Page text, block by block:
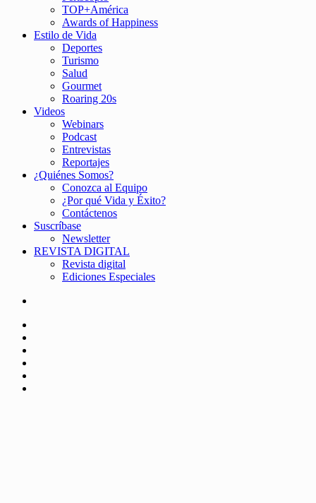
TOP+América
Awards of Happiness
Estilo de Vida
Deportes
Turismo
Salud
Gourmet
Roaring 20s
Videos
Webinars
Podcast
Entrevistas
Reportajes
¿Quiénes Somos?
Conozca al Equipo
¿Por qué Vida y Éxito?
Contáctenos
Suscríbase
Newsletter
REVISTA DIGITAL
Revista digital
Ediciones Especiales